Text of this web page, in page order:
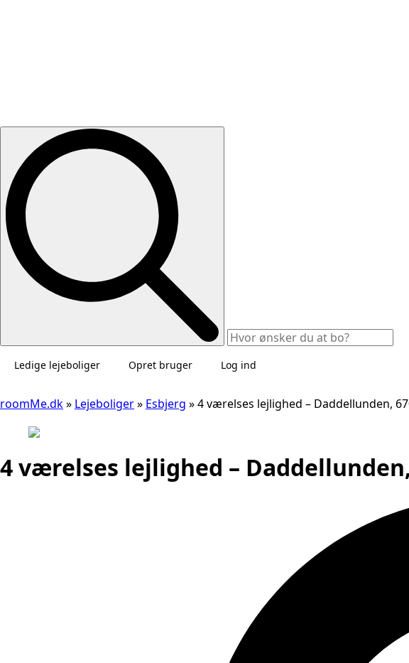
Ledige lejeboliger Opret bruger Log ind
roomMe.dk» Lejeboliger» Esbjerg »4 værelses lejlighed – Daddellunden,
4 værelses lejlighed –